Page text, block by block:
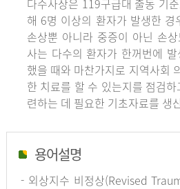
다수사상은 119구급대 출동 기
해 6명 이상의 환자가 발생한
손상뿐 아니라 중증이 아닌 손
사는 다수의 환자가 한꺼번에
했을 때와 마찬가지로 지역사회
한 치료를 할 수 있는지를 점검
련하는 데 필요한 기초자료를 생
용어설명
- 외상지수 비정상(Revised